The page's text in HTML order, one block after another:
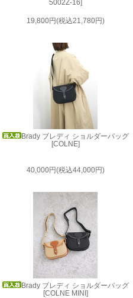
5002Z-16]
19,800円(税込21,780円)
Brady ブレディ ショルダーバッグ
[COLNE]
40,000円(税込44,000円)
Brady ブレディ ショルダーバッグ
[COLNE MINI]